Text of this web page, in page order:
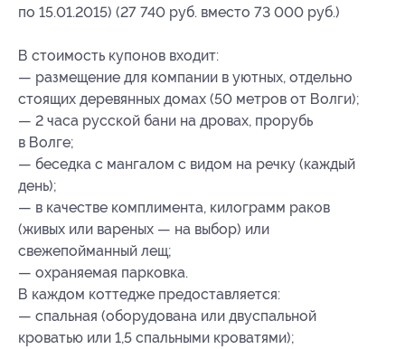
по 15.01.2015) (27 740 руб. вместо 73 000 руб.)
В стоимость купонов входит:
— размещение для компании в уютных, отдельно
стоящих деревянных домах (50 метров от Волги);
— 2 часа русской бани на дровах, прорубь
в Волге;
— беседка с мангалом с видом на речку (каждый
день);
— в качестве комплимента, килограмм раков
(живых или вареных — на выбор) или
свежепойманный лещ;
— охраняемая парковка.
В каждом коттедже предоставляется:
— спальная (оборудована или двуспальной
кроватью или 1,5 спальными кроватями);